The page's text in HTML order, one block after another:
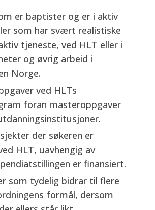
er baptister og er i aktiv
som har svært realistiske
tjeneste, ved HLT eller i
og øvrig arbeid i
Norge.
ved HLTs
foran masteroppgaver
der søkeren er
HLT, uavhengig av
er finansiert.
som tydelig bidrar til flere
formål, dersom